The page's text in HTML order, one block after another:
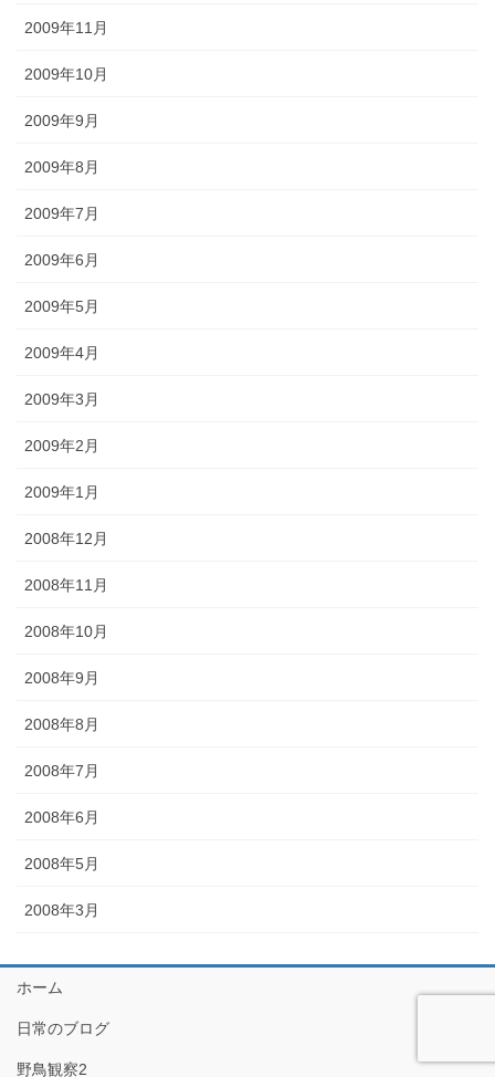
2009年11月
2009年10月
2009年9月
2009年8月
2009年7月
2009年6月
2009年5月
2009年4月
2009年3月
2009年2月
2009年1月
2008年12月
2008年11月
2008年10月
2008年9月
2008年8月
2008年7月
2008年6月
2008年5月
2008年3月
ホーム
日常のブログ
野鳥観察2